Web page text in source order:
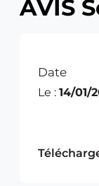
AVIS
Date
Le : 14/01/